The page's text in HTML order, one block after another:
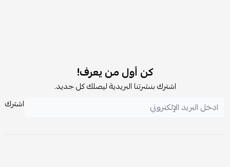
تنظيف الخشب والرتان بقطعة قماش ناعمة جافة أو مبللة قليلًا.
تنظيف القاعدة الحديدية بقطعة قماش جافة للحفاظ عليها.
تجنب استخدام المنظفات القوية أو الكاشطة.
يفضل التأكد من إحكام المسامير والمفصلات بشكل دوري.
كن أول من يعرف!
اشترك بنشرتنا البريدية ليصلك كل جديد.
اشترك